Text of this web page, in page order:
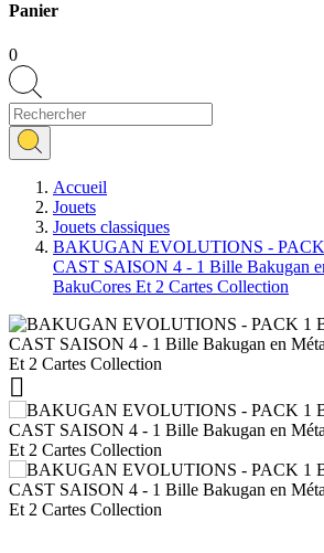
Panier
0
Accueil
Jouets
Jouets classiques
BAKUGAN EVOLUTIONS -
CAST SAISON 4 - 1 Bille Bakugan
BakuCores Et 2 Cartes Collection
